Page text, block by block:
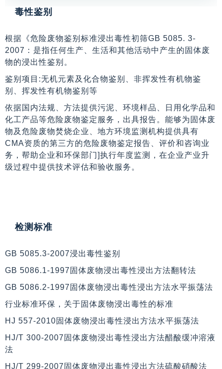
毒性鉴别
根据《危险废物鉴别标准浸出毒性初筛GB 5085. 3-
2007：是指任何生产、生活和其他活动中产生的固体废
物的浸出性鉴别。
鉴别项目:无机元素及化合物鉴别、非挥发性有机物鉴
别、挥发性有机物鉴别等
依据国内法规、方法提供污泥、环境样品、日用化学品和
化工产品等危险废物鉴定服务，出具报告。能够为固体废
物及危险废物焚烧企业、地方环境监测机构提供具有
CMA资质的第三方的危险废物鉴定报告、评价和咨询业
务，帮助企业和环保部门]执行年度监测，在企业产业升
级过程中提供技术评估和验收服务。
检测标准
GB 5085.3-2007浸出毒性鉴别
GB 5086.1-1997固体废物浸出毒性浸出方法翻转法
GB 5086.2-1997固体废物浸出毒性浸出方法水平振荡法
行业标准环保，关于固体废物浸出毒性的标准
HJ 557-2010固体废物浸出毒性浸出方法水平振荡法
HJ/T 300-2007固体废物浸出毒性浸出方法醋酸缓冲溶液
法
HJ/T 299-2007固体废物浸出毒性浸出方法硫酸硝酸法